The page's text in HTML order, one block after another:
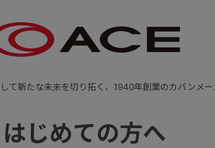
て新たな未来を切り拓く、 1940年創業のカバンメ
はじめての方へ